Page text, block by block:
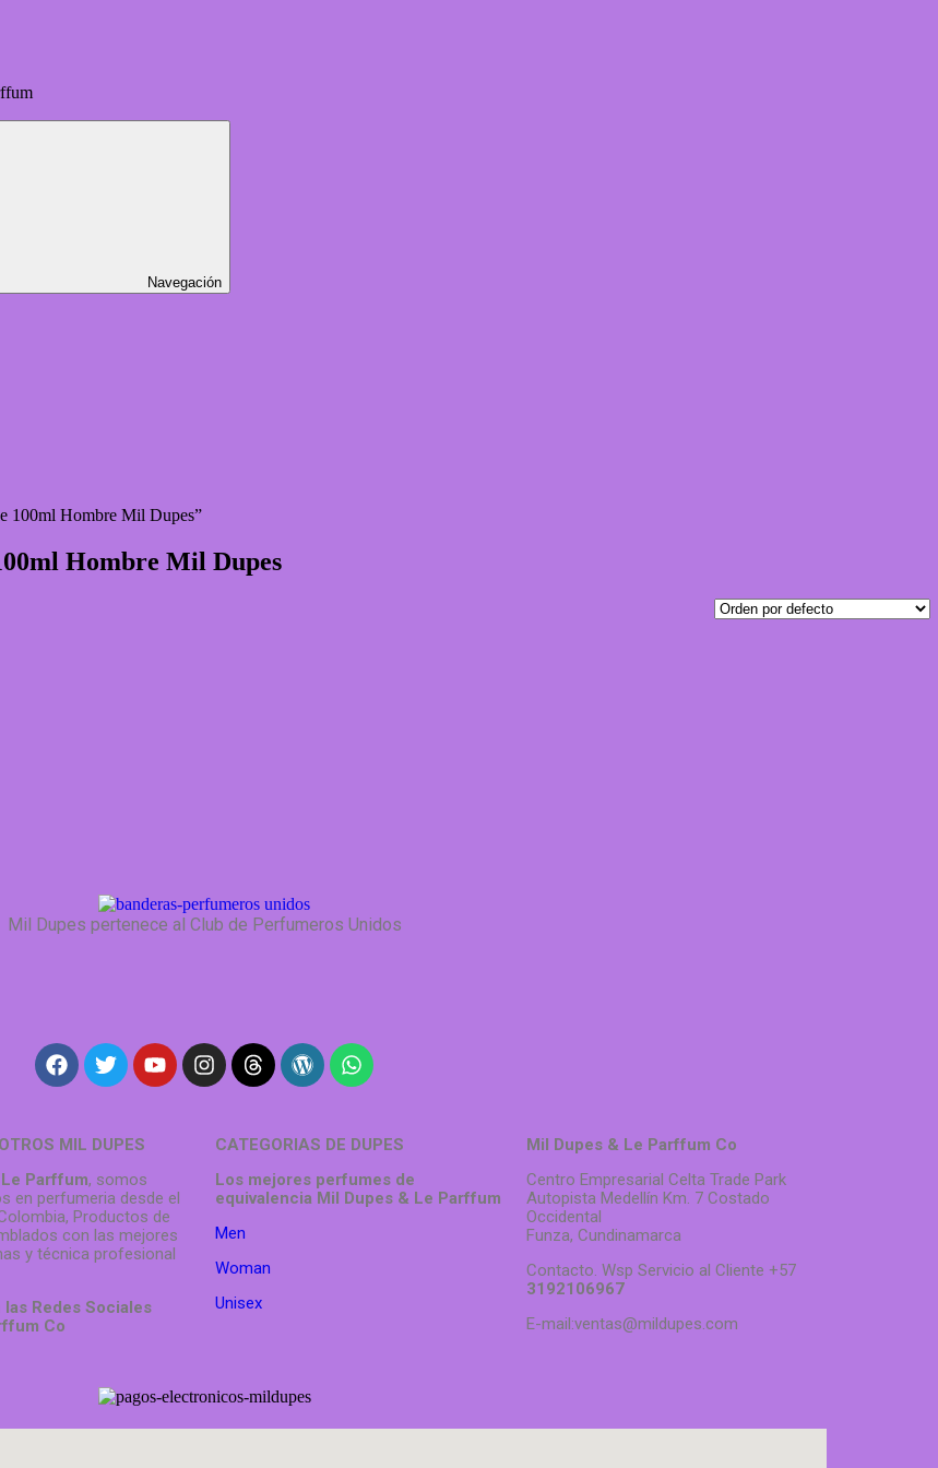
Navegación
100ml Hombre Mil Dupes”
Hombre Mil Dupes
Mil Dupes pertenece al Club de Perfumeros Unidos
MIL DUPES
Parffum, somos
en perfumeria desde el
Productos de
con las mejores
y técnica profesional
Redes Sociales
Co
CATEGORIAS DE DUPES
Los mejores perfumes de
equivalencia Mil Dupes & Le Parffum
Men
Woman
Unisex
Mil Dupes & Le Parffum Co
Centro Empresarial Celta Trade Park
Autopista Medellín Km. 7 Costado
Occidental
Funza, Cundinamarca
Contacto. Wsp Servicio al Cliente +57
3192106967
E-mail:ventas@mildupes.com